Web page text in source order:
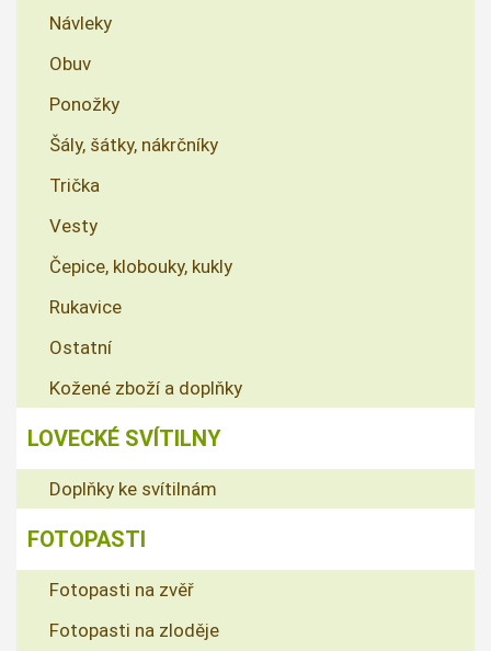
Návleky
Obuv
Ponožky
Šály, šátky, nákrčníky
Trička
Vesty
Čepice, klobouky, kukly
Rukavice
Ostatní
Kožené zboží a doplňky
LOVECKÉ SVÍTILNY
Doplňky ke svítilnám
FOTOPASTI
Fotopasti na zvěř
Fotopasti na zloděje